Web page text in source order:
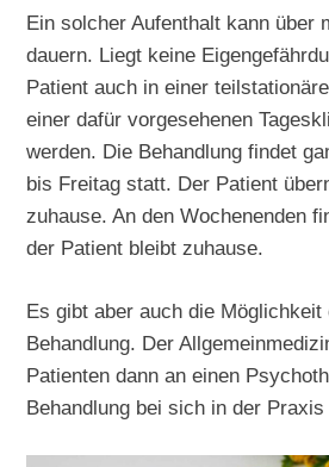
Ein solcher Aufenthalt kann über
dauern. Liegt keine
Patient auch in einer
einer dafür vorgesehenen
werden. Die Behandlung findet
bis Freitag statt. Der Patient
zuhause. An den Wochenenden
der Patient bleibt zuhause.
Es gibt aber auch die Möglichkeit
Behandlung. Der
Patienten dann an einen
Behandlung bei sich in der